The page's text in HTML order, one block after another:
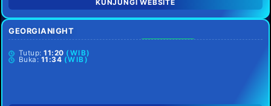
KUNJUNGI WEBSITE
GEORGIANIGHT
Tutup:11:20 (WIB)
Buka: 11:34 (WIB)